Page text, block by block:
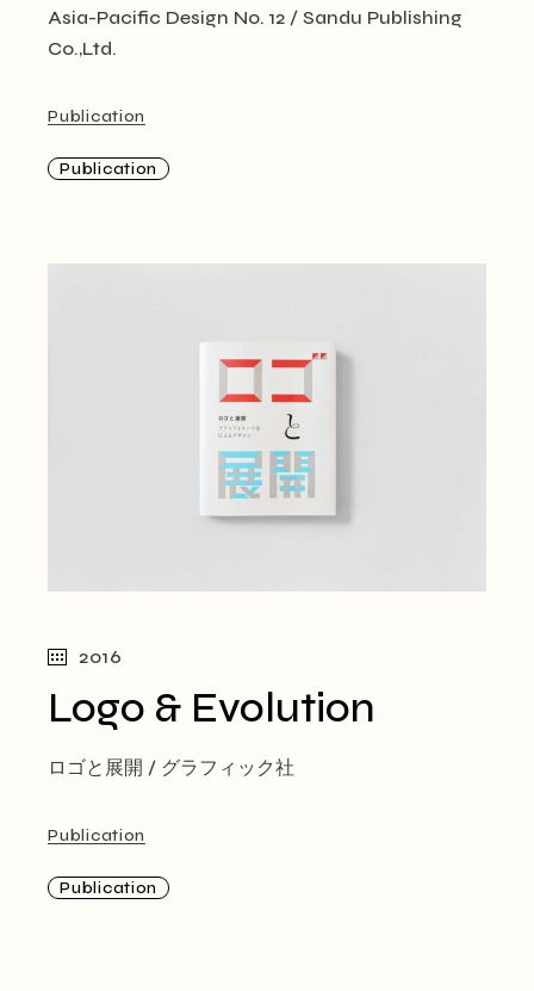
Asia-Pacific Design No. 12 / Sandu Publishing
Co.,Ltd.
Publication
Publication
2016
Logo & Evolution
ロゴと展開 / グラフィック社
Publication
Publication